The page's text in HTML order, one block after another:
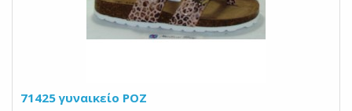
71425 γυναικείο ΡΟΖ